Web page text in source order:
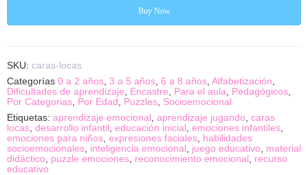
Buy Now
SKU: caras-locas
Categorías 0 a 2 años 3 a 5 años 6 a 8 años Alfabetización
Dificultades de aprendizaje
Encastre Para el aula Pedagógicos
Por Categorias Por Edad Puzzles Socioemocional
Etiquetas: aprendizaje emocional aprendizaje jugando caras
locas desarrollo infantil educación inicial emociones infantiles
emociones para niños expresiones faciales habilidades
socioemocionales inteligencia emocional juego educativo
material
didáctico
puzzle emociones reconocimiento emocional
recurso
educativo